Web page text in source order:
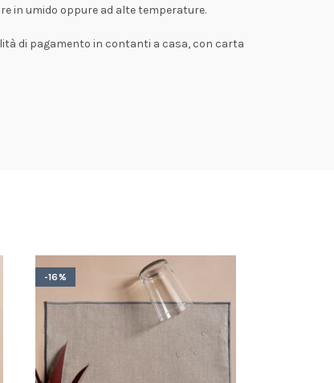
in umido oppure ad alte temperature.
di pagamento in contanti a casa, con carta
-16%